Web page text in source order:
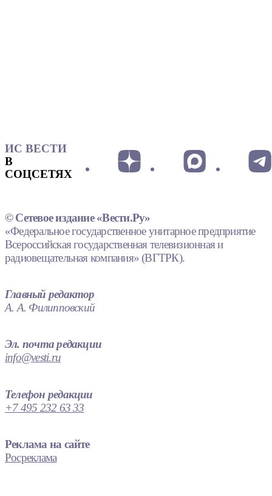
ИС ВЕСТИ
В
СОЦСЕТЯХ
© Сетевое издание «Вести.Ру»
«Федеральное государственное унитарное предприятие
Всероссийская государственная телевизионная и
радиовещательная компания» (ВГТРК).
Главный редактор
А. А. Филипповский
Эл. почта редакции
info@vesti.ru
Телефон редакции
+7 495 232 63 33
Реклама на сайте
Росреклама